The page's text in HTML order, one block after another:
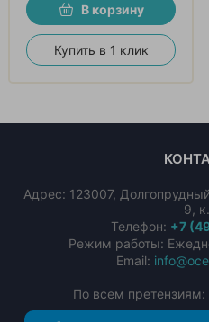
В корзину
Купить в 1 клик
Адрес: 123007, Долгопрудный
9,
Телефон: +7
Режим работы:
Email:
По всем претензиям: